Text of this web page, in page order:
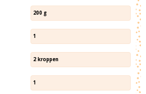
200 g
1
2 kroppen
1